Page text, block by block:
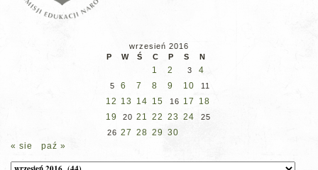
wrzesień 2016
P
W Ś C P S N
1 2 3 4
5 6 7 8 9 10 11
12 13 14 15 16 17
18
19
20 21 22 23 24
25
26 27 28 29 30
« sie
paź »
Archiwum